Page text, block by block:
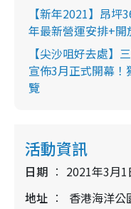
【新年2021】昂
年最新營運安排+開
【尖沙咀好去處】
宣佈3月正式開幕
覽
活動資訊
日期
2021年3月
地址
香港海洋公